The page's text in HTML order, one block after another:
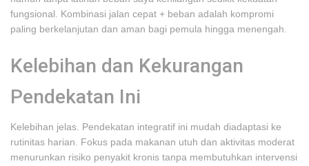
fungsional. Kombinasi jalan cepat + beban adalah kompromi
paling berkelanjutan dan aman bagi pemula hingga menengah.
Kelebihan dan Kekurangan
Pendekatan Ini
Kelebihan jelas. Pendekatan integratif ini mudah diadaptasi ke
rutinitas harian. Fokus pada makanan utuh dan aktivitas moderat
menurunkan risiko penyakit kronis tanpa membutuhkan intervensi